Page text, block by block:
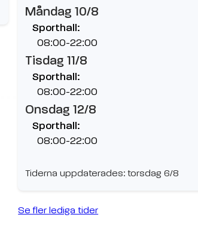
Måndag 10/8
Sporthall:
08:00-22:00
Tisdag 11/8
Sporthall:
08:00-22:00
Onsdag 12/8
Sporthall:
08:00-22:00
Tiderna uppdaterades: torsdag 6/8
Se fler lediga tider